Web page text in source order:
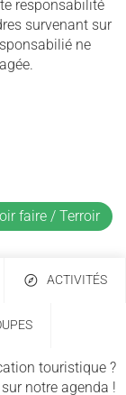
responsabilité
survenant sur
ne
faire / Terroir
ACTIVITÉS
touristique ?
notre agenda !